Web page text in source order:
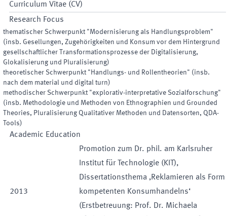
Curriculum Vitae (CV)
Research Focus
thematischer Schwerpunkt "Modernisierung als Handlungsproblem"
(insb. Gesellungen, Zugehörigkeiten und Konsum vor dem Hintergrund
gesellschaftlicher Transformationsprozesse der Digitalisierung,
Glokalisierung und Pluralisierung)
theoretischer Schwerpunkt "Handlungs- und Rollentheorien" (insb.
nach dem material und digital turn)
methodischer Schwerpunkt "explorativ-interpretative Sozialforschung"
(insb. Methodologie und Methoden von Ethnographien und Grounded
Theories, Pluralisierung Qualitativer Methoden und Datensorten, QDA-
Tools)
Academic Education
2013
Promotion zum Dr. phil. am Karlsruher
Institut für Technologie (KIT),
Dissertationsthema ‚Reklamieren als Form
kompetenten Konsumhandelns‘
(Erstbetreuung: Prof. Dr. Michaela